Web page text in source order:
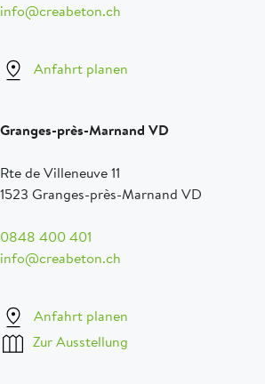
info@creabeton.ch
Anfahrt planen
Granges-près-Marnand VD
Rte de Villeneuve 11
1523 Granges-près-Marnand VD
0848 400 401
info@creabeton.ch
Anfahrt planen
Zur Ausstellung